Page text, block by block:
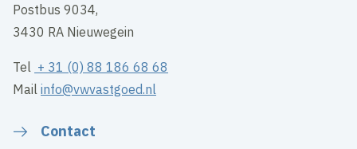
Postbus 9034,
3430 RA Nieuwegein
Tel + 31 (0) 88 186 68 68
Mailinfo@vwvastgoed.nl
Contact